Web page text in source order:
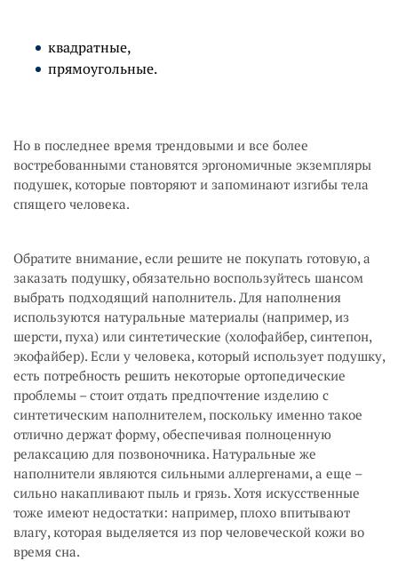
квадратные,
прямоугольные.
Но в последнее время трендовыми и все более
востребованными становятся эргономичные экземпляры
подушек, которые повторяют и запоминают изгибы тела
спящего человека.
Обратите внимание, если решите не покупать готовую, а
заказать подушку, обязательно воспользуйтесь шансом
выбрать подходящий наполнитель. Для наполнения
используются натуральные материалы (например, из
шерсти, пуха) или синтетические (холофайбер, синтепон,
экофайбер). Если у человека, который использует подушку,
есть потребность решить некоторые ортопедические
проблемы – стоит отдать предпочтение изделию с
синтетическим наполнителем, поскольку именно такое
отлично держат форму, обеспечивая полноценную
релаксацию для позвоночника. Натуральные же
наполнители являются сильными аллергенами, а еще –
сильно накапливают пыль и грязь. Хотя искусственные
тоже имеют недостатки: например, плохо впитывают
влагу, которая выделяется из пор человеческой кожи во
время сна.